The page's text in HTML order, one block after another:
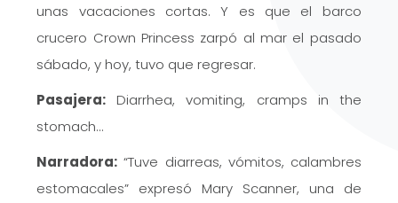
unas vacaciones cortas. Y es que el barco
crucero Crown Princess zarpó al mar el pasado
sábado, y hoy, tuvo que regresar.
Pasajera: Diarrhea, vomiting, cramps in the
stomach…
Narradora: “Tuve diarreas, vómitos, calambres
estomacales” expresó Mary Scanner, una de